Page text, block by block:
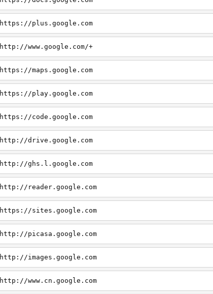
https://plus.google.com
http://www.google.com/+
https://maps.google.com
https://play.google.com
https://code.google.com
http://drive.google.com
http://ghs.l.google.com
http://reader.google.com
https://sites.google.com
http://picasa.google.com
http://images.google.com
http://www.cn.google.com